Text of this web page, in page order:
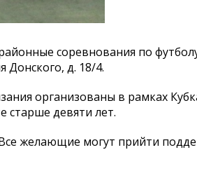
соревнования по
Донского, д. 18/4.
организованы в рамках
старше девяти лет.
желающие могут прийти